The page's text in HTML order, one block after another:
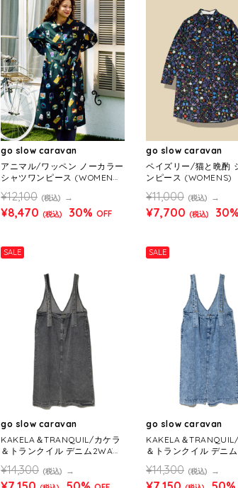
go slow caravan
アニマル/ワッペン ノーカラー
シャツワンピース (WOMENS)
¥12,100 (税込)
¥8,470 (税込) 30% OFF
go slow caravan
ペイズリー/猫と晩酌
ンピース (WOMENS)
¥11,000 (税込)
¥7,700 (税込) 30%
SALE
go slow caravan
KAKELA＆TRANQUIL/カケラ
＆トランクイル デニム2WAY
¥14,300 (税込)
SALE
go slow caravan
KAKELA＆
＆トランクイル デニ
¥14,300 (税込)